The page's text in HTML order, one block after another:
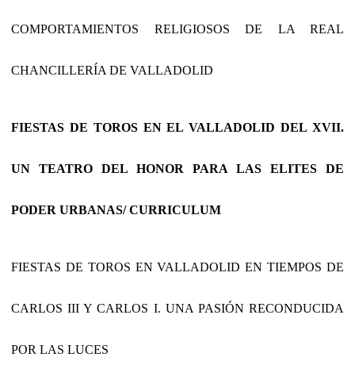
COMPORTAMIENTOS RELIGIOSOS DE LA REAL
CHANCILLERÍA DE VALLADOLID
FIESTAS DE TOROS EN EL VALLADOLID DEL XVII.
UN TEATRO DEL HONOR PARA LAS ELITES DE
PODER URBANAS/ CURRICULUM
FIESTAS DE TOROS EN VALLADOLID EN TIEMPOS DE
CARLOS III Y CARLOS I. UNA PASIÓN RECONDUCIDA
POR LAS LUCES